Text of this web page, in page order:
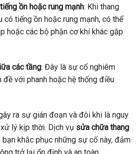
ồn hoặc rung mạnh: Khi thang
có tiếng ồn hoặc rung mạnh, có thể
hoặc các bộ phận cơ khí khác gặp
các tầng: Đây là sự cố nghiêm
với phanh hoặc hệ thống điều
ra sự gián đoạn và đôi khi là nguy
lý kịp thời. Dịch vụ sửa chữa thang
bạn khắc phục những sự cố này, đảm
trở lại ổn định và an toàn.